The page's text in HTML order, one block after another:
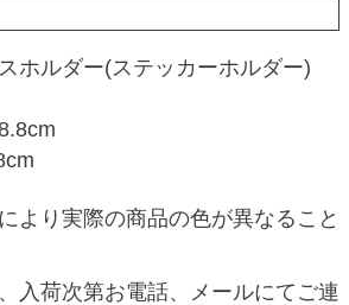
ホルダー(ステッカーホルダー)
より実際の商品の色が異なること
入荷次第お電話、メールにてご連